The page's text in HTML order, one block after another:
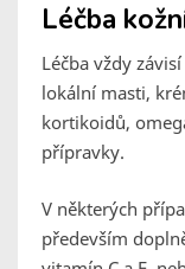
Léčba
Léčba vždy
lokální masti,
kortikoidů,
přípravky.
V některých
především